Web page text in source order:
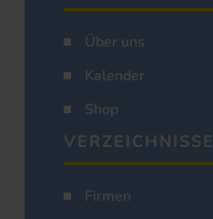
Über uns
Kalender
Shop
VERZEICHNISSE
Firmen